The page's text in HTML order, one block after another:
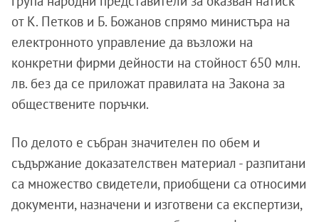
от К. Петков и Б. Божанов спрямо министъра на
електронното управление да възложи на
конкретни фирми дейности на стойност 650 млн.
лв. без да се приложат правилата на Закона за
обществените поръчки.
По делото е събран значителен по обем и
съдържание доказателствен материал - разпитани
са множество свидетели, приобщени са относими
документи, назначени и изготвени са експертизи,